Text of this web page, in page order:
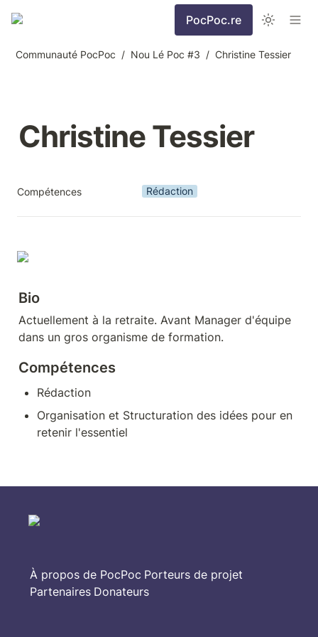
PocPoc.re
Communauté PocPoc / Nou Lé Poc #3 / Christine Tessier
Christine Tessier
Compétences Rédaction
Bio
Actuellement à la retraite. Avant Manager d'équipe
dans un gros organisme de formation.
Compétences
Rédaction
Organisation et Structuration des idées pour en
retenir l'essentiel
À propos de PocPoc Porteurs de projet
Partenaires Donateurs